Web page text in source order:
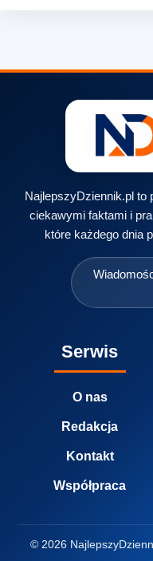
NajlepszyDziennik.pl to
ciekawymi faktami i
które każdego dnia
Serwis
O nas
Redakcja
Kontakt
Współpraca
© 2026